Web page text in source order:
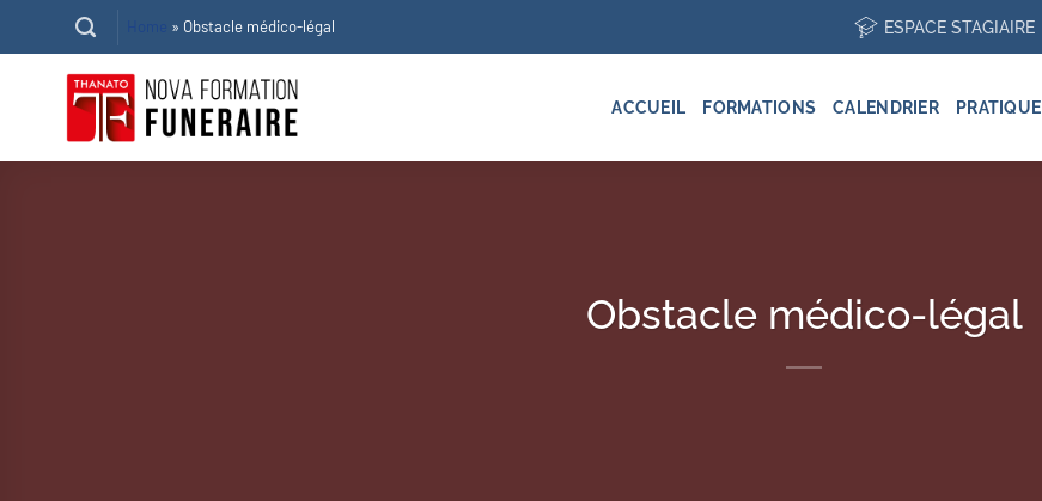
au
contenu
» Obstacle médico-légal ESPACE STAGIAIRE
ACCUEIL FORMATIONS CALENDRIER PRATIQUE
Obstacle médico-légal